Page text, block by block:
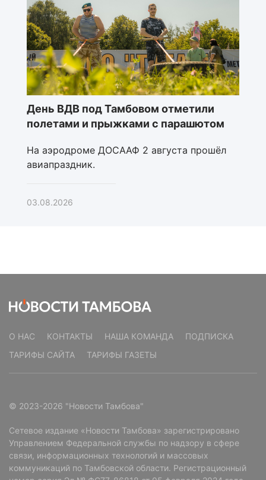
День ВДВ под Тамбовом отметили
полетами и прыжками с парашютом
На аэродроме ДОСААФ 2 августа прошёл
авиапраздник.
03.08.2026
О НАС КОНТАКТЫ НАША КОМАНДА
ПОДПИСКА
ТАРИФЫ САЙТА
ТАРИФЫ ГАЗЕТЫ
© 2023-2026 "Новости Тамбова"
Сетевое издание «Новости Тамбова» зарегистрировано
Управлением Федеральной службы по надзору в сфере
связи, информационных технологий и массовых
коммуникаций по Тамбовской области. Регистрационный